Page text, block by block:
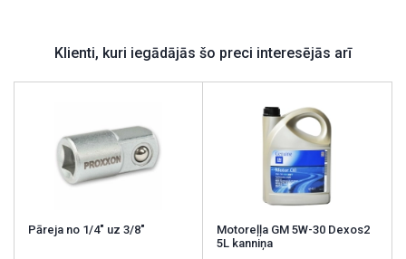
Klienti, kuri iegādājās šo preci interesējās arī
Pāreja no 1/4" uz 3/8"
Motoreļļa GM 5W-30 Dexos2
5L kanniņa